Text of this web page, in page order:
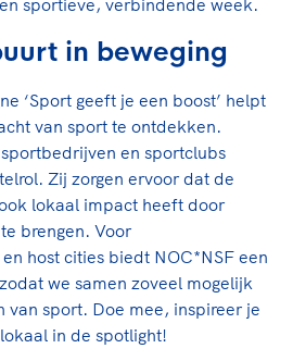
sportieve, verbindende week.
in beweging
‘Sport geeft je een boost’ helpt
van sport te ontdekken.
en sportclubs
Zij zorgen ervoor dat de
lokaal impact heeft door
brengen. Voor
host cities biedt NOC*NSF een
we samen zoveel mogelijk
van sport. Doe mee, inspireer je
in de spotlight!